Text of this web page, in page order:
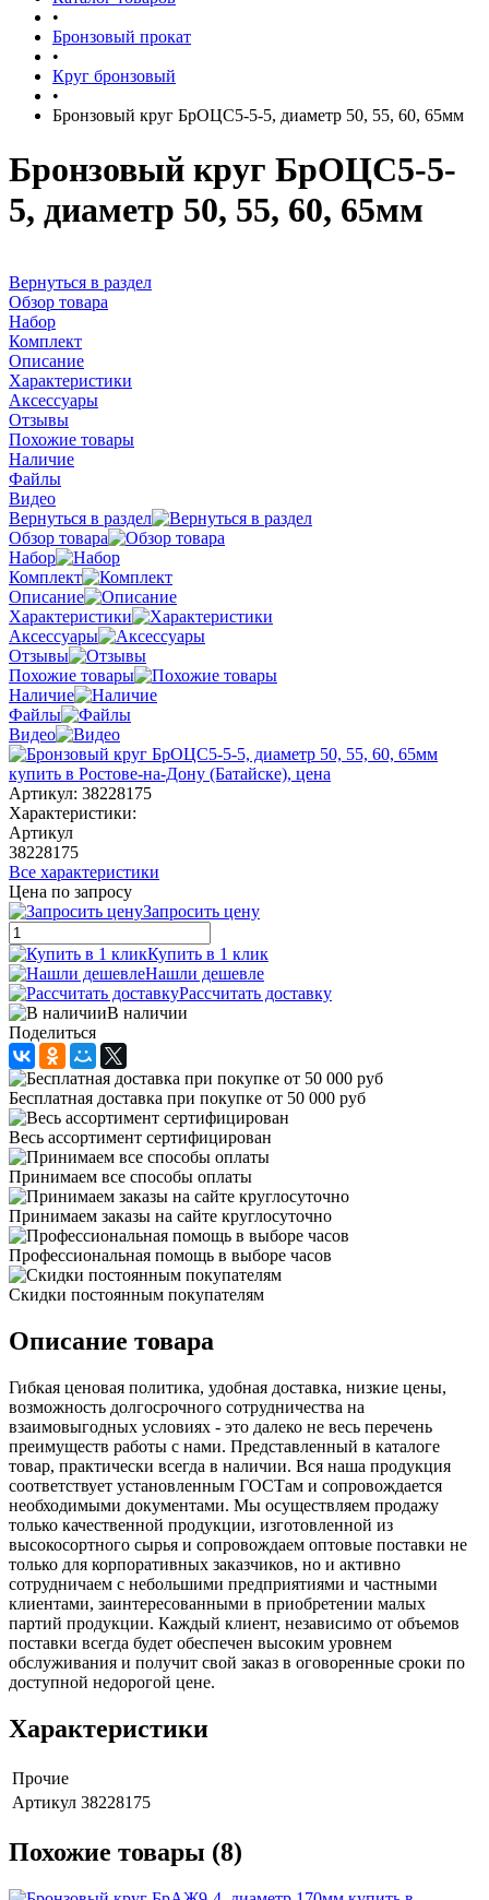
•
Бронзовый прокат
•
Круг бронзовый
•
Бронзовый круг БрОЦС5-5-5, диаметр 50, 55, 60, 65мм
Бронзовый круг БрОЦС5-5-
5, диаметр 50, 55, 60, 65мм
Вернуться в раздел
Обзор товара
Набор
Комплект
Описание
Характеристики
Аксессуары
Отзывы
Похожие товары
Наличие
Файлы
Видео
Вернуться в раздел
Обзор товара
Набор
Комплект
Описание
Характеристики
Аксессуары
Отзывы
Похожие товары
Наличие
Файлы
Видео
Артикул: 38228175
Характеристики:
Артикул
38228175
Все характеристики
Цена по запросу
Запросить цену
Купить в 1 клик
Нашли дешевле
Рассчитать доставку
В наличии
Поделиться
Бесплатная доставка при покупке от 50 000 руб
Весь ассортимент сертифицирован
Принимаем все способы оплаты
Принимаем заказы на сайте круглосуточно
Профессиональная помощь в выборе часов
Скидки постоянным покупателям
Описание товара
Гибкая ценовая политика, удобная доставка, низкие цены,
возможность долгосрочного сотрудничества на
взаимовыгодных условиях - это далеко не весь перечень
преимуществ работы с нами. Представленный в каталоге
товар, практически всегда в наличии. Вся наша продукция
соответствует установленным ГОСТам и сопровождается
необходимыми документами. Мы осуществляем продажу
только качественной продукции, изготовленной из
высокосортного сырья и сопровождаем оптовые поставки не
только для корпоративных заказчиков, но и активно
сотрудничаем с небольшими предприятиями и частными
клиентами, заинтересованными в приобретении малых
партий продукции. Каждый клиент, независимо от объемов
поставки всегда будет обеспечен высоким уровнем
обслуживания и получит свой заказ в оговоренные сроки по
доступной недорогой цене.
Характеристики
Прочие
Артикул 38228175
Похожие товары (8)